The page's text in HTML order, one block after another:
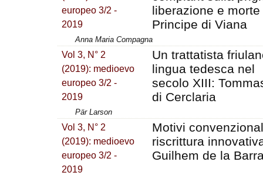
europeo 3/2 -
2019
liberazione e morte
Principe di Viana
Anna Maria Compagna
Vol 3, N° 2
(2019): medioevo
europeo 3/2 -
2019
Un trattatista
lingua tedesca nel
secolo XIII:
di Cerclaria
Pär Larson
Vol 3, N° 2
(2019): medioevo
europeo 3/2 -
2019
Motivi
riscrittura
Guilhem de la